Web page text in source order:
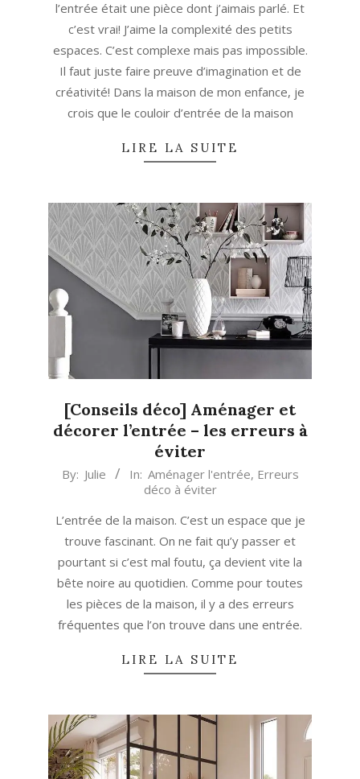
l’entrée était une pièce dont j’aimais parlé. Et
c’est vrai! J’aime la complexité des petits
espaces. C’est complexe mais pas impossible.
Il faut juste faire preuve d’imagination et de
créativité! Dans la maison de mon enfance, je
crois que le couloir d’entrée de la maison
LIRE LA SUITE
[Conseils déco] Aménager et
décorer l’entrée – les erreurs à
éviter
2019-
19
By: Julie In: Aménager l'entrée, Erreurs
déco à éviter
L’entrée de la maison. C’est un espace que je
trouve fascinant. On ne fait qu’y passer et
pourtant si c’est mal foutu, ça devient vite la
bête noire au quotidien. Comme pour toutes
les pièces de la maison, il y a des erreurs
fréquentes que l’on trouve dans une entrée.
LIRE LA SUITE